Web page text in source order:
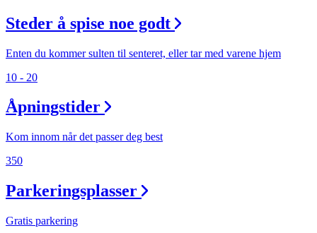
Steder å spise noe godt
Enten du kommer sulten til senteret, eller tar med varene hjem
10 - 20
Åpningstider
Kom innom når det passer deg best
350
Parkeringsplasser
Gratis parkering